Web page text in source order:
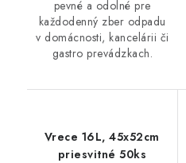
pevné a odolné pre
každodenný zber odpadu
v domácnosti, kancelárii či
gastro prevádzkach.
Vrece 16L, 45x52cm
priesvitné 50ks